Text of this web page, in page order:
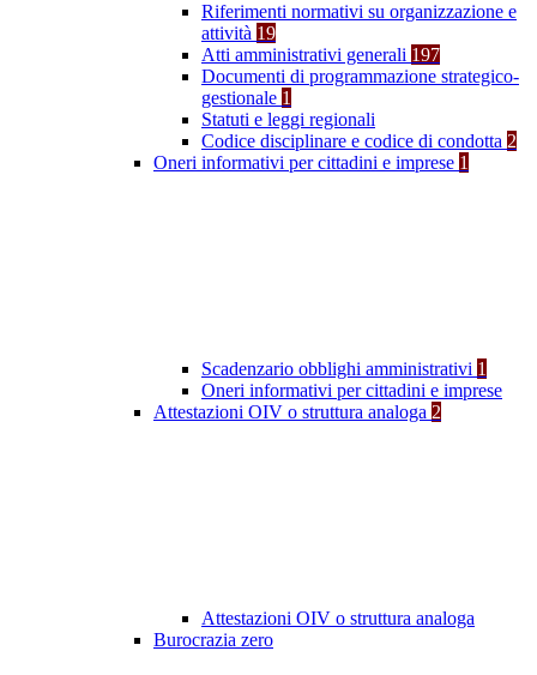
Riferimenti normativi su organizzazione e
attività 19
Atti amministrativi generali 197
Documenti di programmazione strategico-
gestionale 1
Statuti e leggi regionali
Codice disciplinare e codice di condotta 2
Oneri informativi per cittadini e imprese 1
Scadenzario obblighi amministrativi 1
Oneri informativi per cittadini e imprese
Attestazioni OIV o struttura analoga 2
Attestazioni OIV o struttura analoga
Burocrazia zero